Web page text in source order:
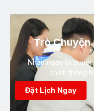
Trò Chuyện
Nhận ngay bí quyết
chính thống
Đặt Lịch Ngay